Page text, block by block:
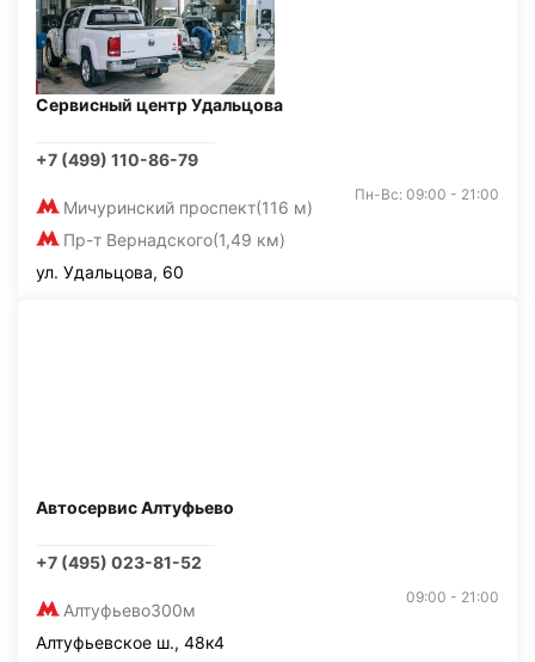
Сервисный центр Удальцова
+7 (499) 110-86-79
Мичуринский проспект(116 м)
Пр-т Вернадского(1,49 км)
Пн-Вс: 09:00 - 21:00
ул. Удальцова, 60
Автосервис Алтуфьево
+7 (495) 023-81-52
Алтуфьево300м
09:00 - 21:00
Алтуфьевское ш., 48к4